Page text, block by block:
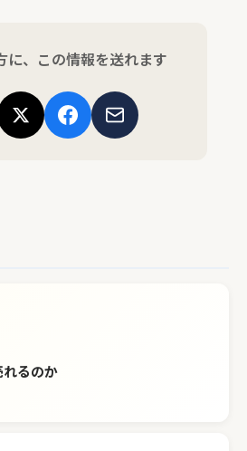
に、この情報を送れます
るのか